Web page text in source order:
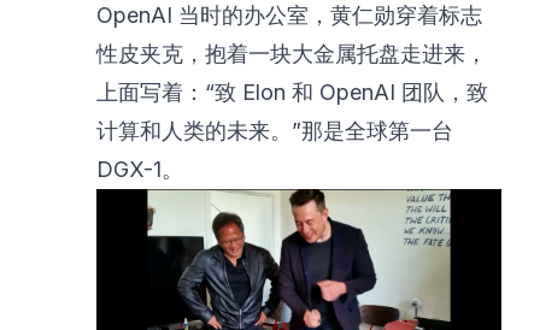
OpenAI 当时的办公室，黄仁勋穿着标志
性皮夹克，抱着一块大金属托盘走进来，
上面写着：“致 Elon 和 OpenAI 团队，致
计算和人类的未来。”那是全球第一台
DGX-1。